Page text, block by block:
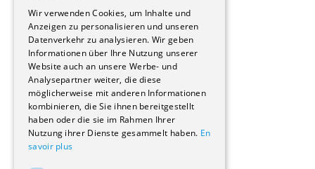
Immobilienverwaltungsgesellschaften
Stockwerkeigentum
Reportagen
Wohnungen
Renovierungen
Innere Umbauten
Gastgewerbe und Tourismus
Verwaltungsgebäude und Geschäfte
Schuleinrichtungen
Medizinische Einrichtungen
Wir verwenden Cookies, um Inhalte und
Anzeigen zu personalisieren und unseren
Datenverkehr zu analysieren. Wir geben
Informationen über Ihre Nutzung unserer
Website auch an unsere Werbe- und
Analysepartner weiter, die diese
möglicherweise mit anderen Informationen
kombinieren, die Sie ihnen bereitgestellt
haben oder die sie im Rahmen Ihrer
Nutzung ihrer Dienste gesammelt haben. En
savoir plus